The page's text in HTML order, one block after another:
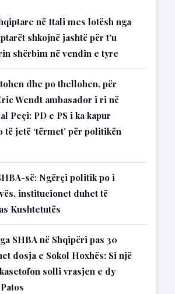
në Itali mes lotësh nga
shkojnë jashtë për t’u
shërbim në vendin e tyre
dhe po thellohen, për
Wendt ambasador i ri në
Peçi: PD e PS i ka kapur
jetë ‘tërmet’ për politikën
së: Ngërçi politik po i
institucionet duhet të
Kushtetutës
SHBA në Shqipëri pas 30
dosja e Sokol Hoxhës: Si një
solli vrasjen e dy